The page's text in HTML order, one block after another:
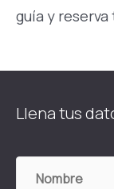
guía y
Llena tus